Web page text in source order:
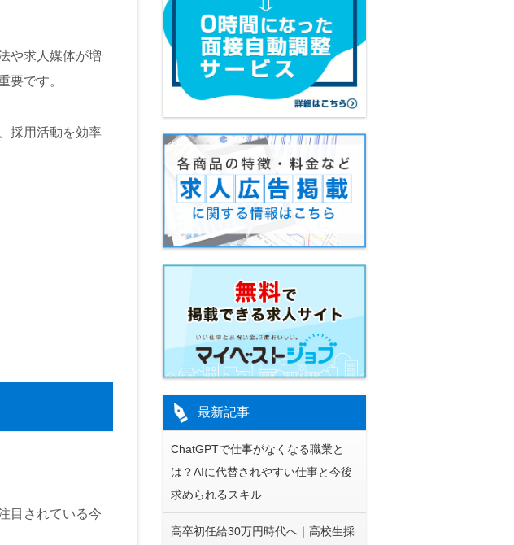
や求人媒体が増
要です。
採用活動を効率
目されている今
最新記事
ChatGPTで仕事がなくなる職業と
は？AIに代替されやすい仕事と今後
求められるスキル
高卒初任給30万円時代へ｜高校生採